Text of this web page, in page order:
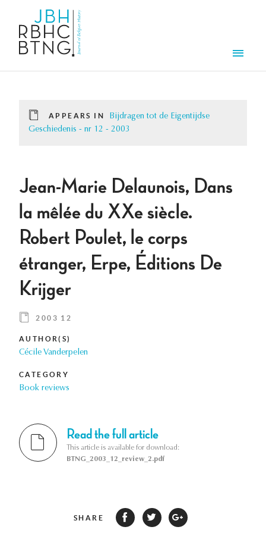
APPEARS IN
Bijdragen tot de Eigentijdse
Geschiedenis - nr 12 - 2003
Jean-Marie Delaunois, Dans
la mêlée du XXe siècle.
Robert Poulet, le corps
étranger, Erpe, Éditions De
Krijger
2003 12
AUTHOR(S)
Cécile Vanderpelen
CATEGORY
Book reviews
Read the full article
This article is available for download:
BTNG_2003_12_review_2.pdf
SHARE